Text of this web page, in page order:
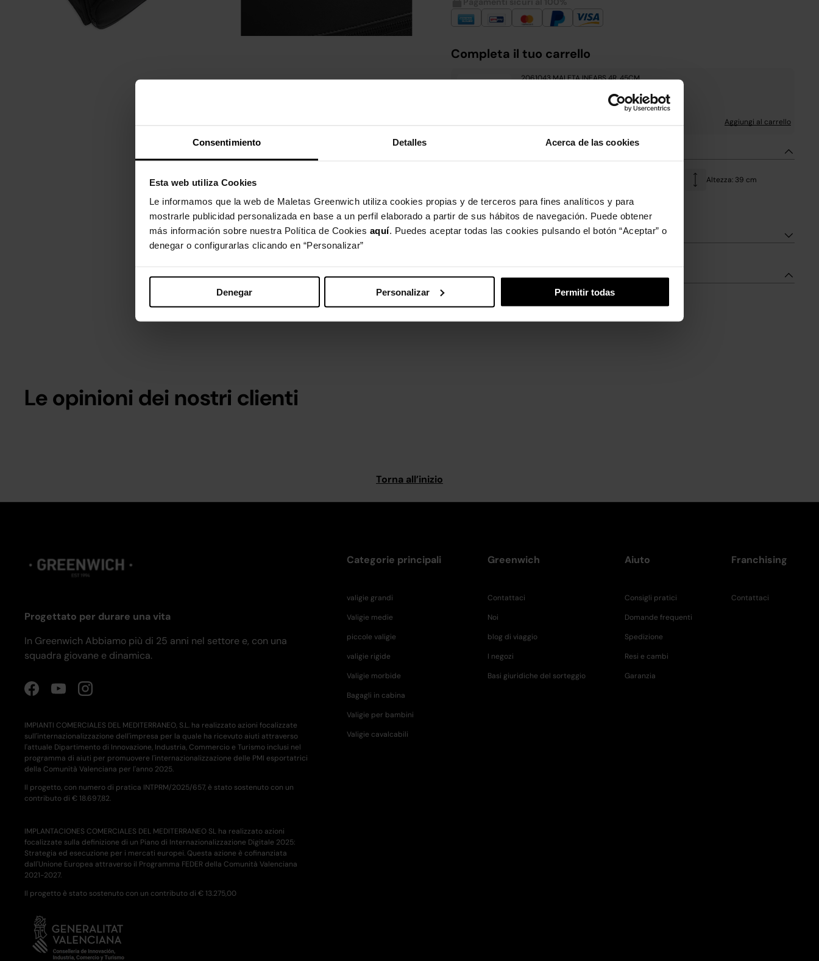
Consentimiento Detalles Acerca de las cookies
Esta web utiliza Cookies
Le informamos que la web de Maletas Greenwich utiliza cookies propias y de terceros para fines analíticos y para
mostrarle publicidad personalizada en base a un perfil elaborado a partir de sus hábitos de navegación. Puede obtener
más información sobre nuestra Política de Cookies aquí. Puedes aceptar todas las cookies pulsando el botón “Aceptar” o
denegar o configurarlas clicando en “Personalizar”
Denegar Personalizar Permitir todas
Completa il tuo carrello
2061043 MALETA INF.ABS 4R. 45CM.
Aggiungi al carrello
Altezza: 39 cm
Profondità: 15 cm Materiale: Nylon
Descrizione
Caratteristiche
2 anni
Le opinioni dei nostri clienti
Torna all’inizio
Progettato per durare una vita
In Greenwich Abbiamo più di 25 anni nel settore e, con una
squadra giovane e dinamica.
FacebookYouTubeInstagram
IMPIANTI COMERCIALES DEL MEDITERRANEO, S.L. ha realizzato azioni focalizzate
sull'internazionalizzazione dell'impresa per la quale ha ricevuto aiuti attraverso
l'attuale Dipartimento di Innovazione, Industria, Commercio e Turismo inclusi nel
programma di aiuti per promuovere l'internazionalizzazione delle PMI esportatrici
della Comunità Valenciana per l'anno 2025.
Il progetto, con numero di pratica INTPRM/2025/657, è stato sostenuto con un
contributo di € 18.697,82.
IMPLANTACIONES COMERCIALES DEL MEDITERRANEO SL ha realizzato azioni
focalizzate sulla definizione di un Piano di Internazionalizzazione Digitale 2025:
Strategia ed esecuzione per i mercati europei. Questa azione è cofinanziata
dall'Unione Europea attraverso il Programma FEDER della Comunità Valenciana
2021-2027.
Il progetto è stato sostenuto con un contributo di € 13.275,00
Categorie principali
valigie grandi
Valigie medie
piccole valigie
valigie rigide
Valigie morbide
Bagagli in cabina
Valigie per bambini
Valigie cavalcabili
Greenwich
Contattaci
Noi
blog di viaggio
I negozi
Basi giuridiche del sorteggio
Aiuto
Consigli pratici
Domande frequenti
Spedizione
Resi e cambi
Garanzia
Franchising
Contattaci